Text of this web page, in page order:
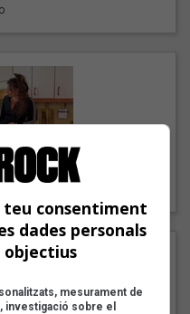
malo"
teu consentiment
dades personals
objectius
mesurament de
investigació sobre el